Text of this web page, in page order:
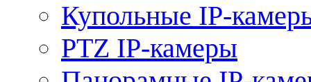
Купольные IP-
PTZ IP-камеры